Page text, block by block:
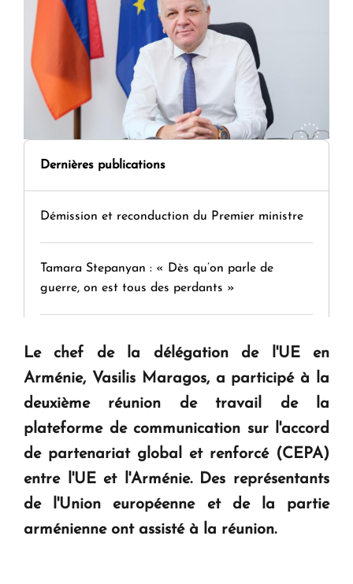
Dernières publications
Démission et reconduction du Premier ministre
Tamara Stepanyan : « Dès qu’on parle de
guerre, on est tous des perdants »
question d'un référendum ne se pose pas. "
KASA : 30 ans d'audace, de résilience et d'avenir
en Arménie
Le premier hôtel Hyatt Regency d'Arménie
ouvrira ses portes à Dilijan
Le chef de la délégation de l'UE en
Arménie, Vasilis Maragos, a participé à la
deuxième réunion de travail de la
plateforme de communication sur l'accord
de partenariat global et renforcé (CEPA)
entre l'UE et l'Arménie. Des représentants
de l'Union européenne et de la partie
arménienne ont assisté à la réunion.